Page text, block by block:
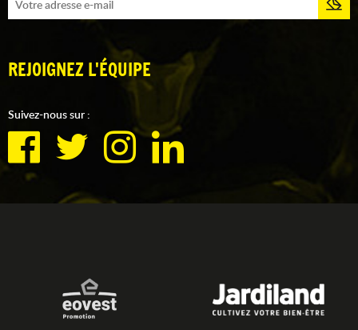
REJOIGNEZ L'ÉQUIPE
Suivez-nous sur :